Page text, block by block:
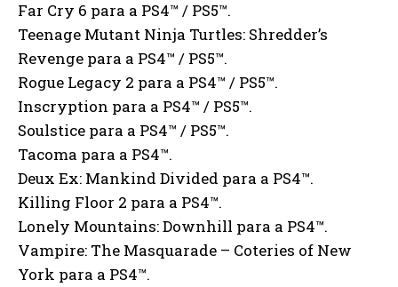
Far Cry 6 para a PS4™ / PS5™.
Teenage Mutant Ninja Turtles: Shredder’s
Revenge para a PS4™ / PS5™.
Rogue Legacy 2 para a PS4™ / PS5™.
Inscryption para a PS4™ / PS5™.
Soulstice para a PS4™ / PS5™.
Tacoma para a PS4™.
Deux Ex: Mankind Divided para a PS4™.
Killing Floor 2 para a PS4™.
Lonely Mountains: Downhill para a PS4™.
Vampire: The Masquarade – Coteries of New
York para a PS4™.